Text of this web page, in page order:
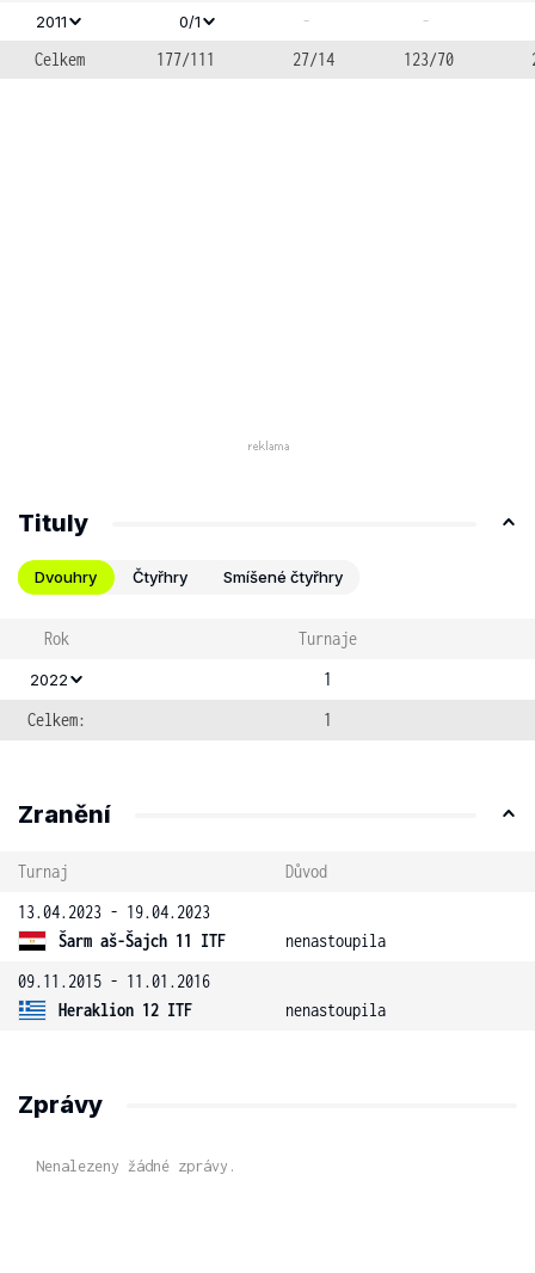
2011 0/1 -
-
Celkem
177/111 27/14 123/70
Tituly
Dvouhry Čtyřhry Smíšené čtyřhry
Rok Turnaje
2022
1
Celkem:
1
Zranění
Turnaj
Důvod
13.04.2023 - 19.04.2023
Šarm aš-Šajch 11 ITF
nenastoupila
09.11.2015 - 11.01.2016
Heraklion 12 ITF
nenastoupila
Zprávy
Nenalezeny žádné zprávy.